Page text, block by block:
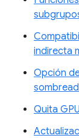
indirecta
Opción
Quita